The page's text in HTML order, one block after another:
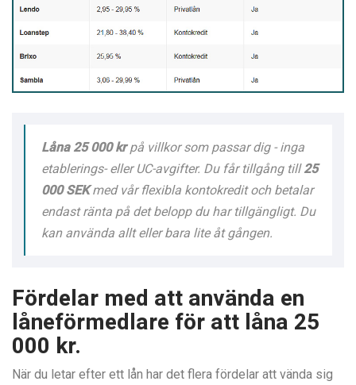
Låna 25 000 krpå villkor som passar dig - inga
etablerings- eller UC-avgifter. Du får tillgång till25
000 SEKmed vår flexibla kontokredit och betalar
endast ränta på det belopp du har tillgängligt. Du
kan använda allt eller bara lite åt gången.
Fördelar med att använda en
låneförmedlare för att låna 25
000 kr.
När du letar efter ett lån har det flera fördelar att vända sig